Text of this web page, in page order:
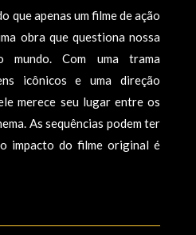
que apenas um filme de ação
obra que questiona nossa
mundo. Com uma trama
icônicos e uma direção
merece seu lugar entre os
As sequências podem ter
impacto do filme original é